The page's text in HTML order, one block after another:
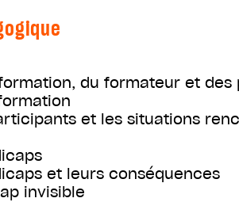
du formateur et
et les situations
et leurs conséquences
invisible